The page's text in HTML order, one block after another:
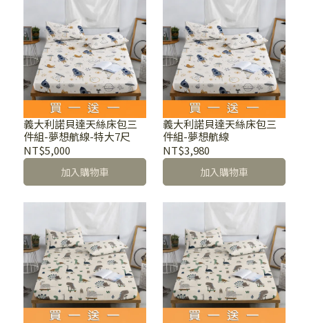
義大利諾貝達天絲床包三
件組-夢想航線-特大7尺
NT$5,000
加入購物車
義大利諾貝達天絲床包三
件組-夢想航線
NT$3,980
加入購物車